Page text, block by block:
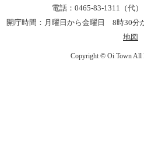
電話：0465-83-1311（代
開庁時間：月曜日から金曜日 8時30分
地図
Copyright © Oi Town All